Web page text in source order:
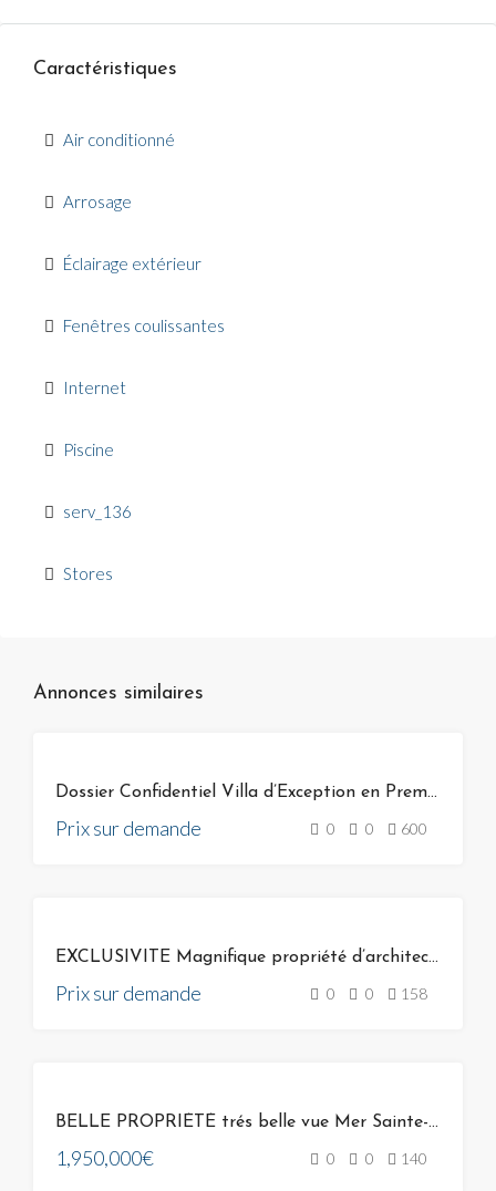
Caractéristiques
Air conditionné
Arrosage
Éclairage extérieur
Fenêtres coulissantes
Internet
Piscine
serv_136
Stores
Annonces similaires
Dossier Confidentiel Villa d’Exception en Première Ligne
Prix sur demande 0 0 600
EXCLUSIVITE Magnifique propriété d’architecte unique à Bonifacio sur Golf de Spérone Corse
Prix sur demande 0 0 158
BELLE PROPRIÉTÉ trés belle vue Mer Sainte-Lucie-de-Porto-Vecchio
1,950,000€ 0 0 140